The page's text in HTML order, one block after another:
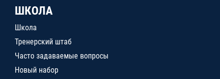
ШКОЛА
Школа
Тренерский штаб
Часто задаваемые вопросы
Новый набор